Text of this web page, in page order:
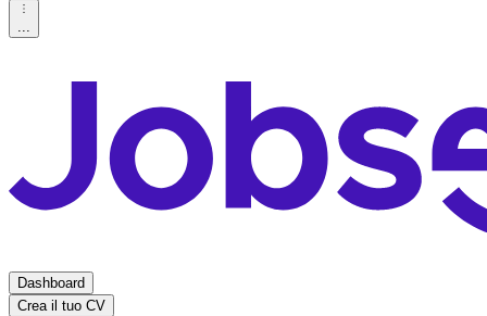
...
Dashboard
Crea il tuo CV